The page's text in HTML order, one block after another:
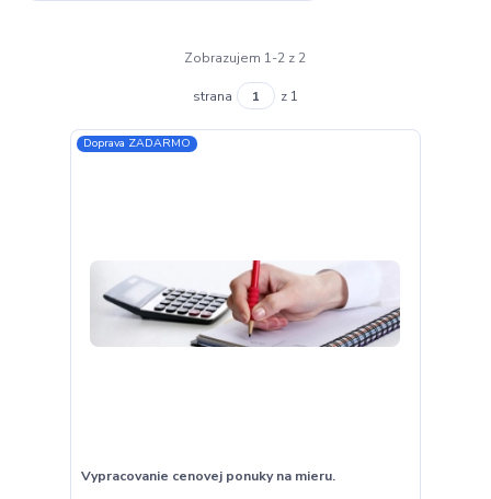
Zobrazujem 1-2 z 2
strana z 1
Doprava ZADARMO
Vypracovanie cenovej ponuky na mieru.